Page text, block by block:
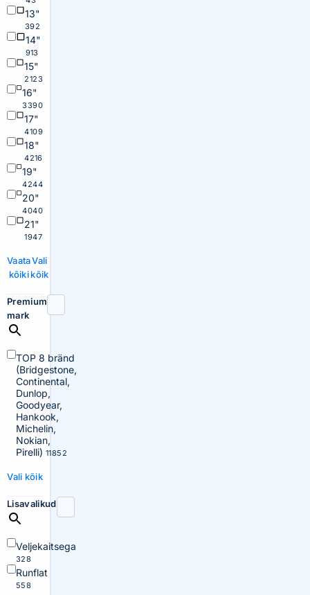
13"
392
14"
913
15"
2123
16"
3390
17"
4109
18"
4216
19"
4244
20"
4040
21"
1947
Vaata
kõiki
Vali
kõik
Premium
mark
TOP 8 bränd
(Bridgestone,
Continental,
Dunlop,
Goodyear,
Hankook,
Michelin,
Nokian,
Pirelli) 11852
Vali kõik
Lisavalikud
Veljekaitsega
328
Runflat
558